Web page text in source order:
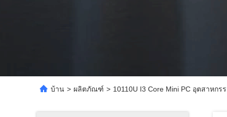
บ้าน > ผลิตภัณฑ์ > 10110U I3 Core Mini PC อุตสาหกร